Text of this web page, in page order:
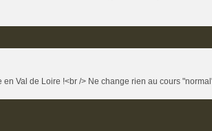
Val de Loire !<br /> Ne change rien au cours